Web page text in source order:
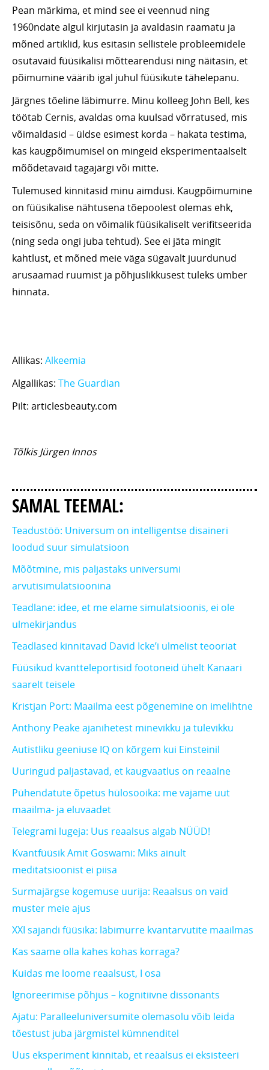
Pean märkima, et mind see ei veennud ning
1960ndate algul kirjutasin ja avaldasin raamatu ja
mõned artiklid, kus esitasin sellistele probleemidele
osutavaid füüsikalisi mõttearendusi ning näitasin, et
põimumine väärib igal juhul füüsikute tähelepanu.
Järgnes tõeline läbimurre. Minu kolleeg John Bell, kes
töötab Cernis, avaldas oma kuulsad võrratused, mis
võimaldasid – üldse esimest korda – hakata testima,
kas kaugpõimumisel on mingeid eksperimentaalselt
mõõdetavaid tagajärgi või mitte.
Tulemused kinnitasid minu aimdusi. Kaugpõimumine
on füüsikalise nähtusena tõepoolest olemas ehk,
teisisõnu, seda on võimalik füüsikaliselt verifitseerida
(ning seda ongi juba tehtud). See ei jäta mingit
kahtlust, et mõned meie väga sügavalt juurdunud
arusaamad ruumist ja põhjuslikkusest tuleks ümber
hinnata.
Allikas: Alkeemia
Algallikas: The Guardian
Pilt: articlesbeauty.com
Tõlkis Jürgen Innos
SAMAL TEEMAL:
Teadustöö: Universum on intelligentse disaineri
loodud suur simulatsioon
Mõõtmine, mis paljastaks universumi
arvutisimulatsioonina
Teadlane: idee, et me elame simulatsioonis, ei ole
ulmekirjandus
Teadlased kinnitavad David Icke’i ulmelist teooriat
Füüsikud kvantteleportisid footoneid ühelt Kanaari
saarelt teisele
Kristjan Port: Maailma eest põgenemine on imelihtne
Anthony Peake ajanihetest minevikku ja tulevikku
Autistliku geeniuse IQ on kõrgem kui Einsteinil
Uuringud paljastavad, et kaugvaatlus on reaalne
Pühendatute õpetus hülosooika: me vajame uut
maailma- ja eluvaadet
Telegrami lugeja: Uus reaalsus algab NÜÜD!
Kvantfüüsik Amit Goswami: Miks ainult
meditatsioonist ei piisa
Surmajärgse kogemuse uurija: Reaalsus on vaid
muster meie ajus
XXI sajandi füüsika: läbimurre kvantarvutite maailmas
Kas saame olla kahes kohas korraga?
Kuidas me loome reaalsust, I osa
Ignoreerimise põhjus – kognitiivne dissonants
Ajatu: Paralleeluniversumite olemasolu võib leida
tõestust juba järgmistel kümnenditel
Uus eksperiment kinnitab, et reaalsus ei eksisteeri